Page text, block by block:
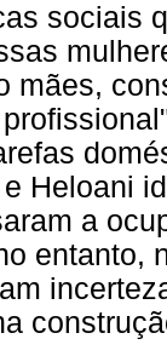
sociais
mães,
Heloani
a
entanto,